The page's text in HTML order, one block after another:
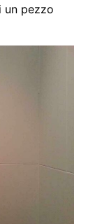
un pezzo